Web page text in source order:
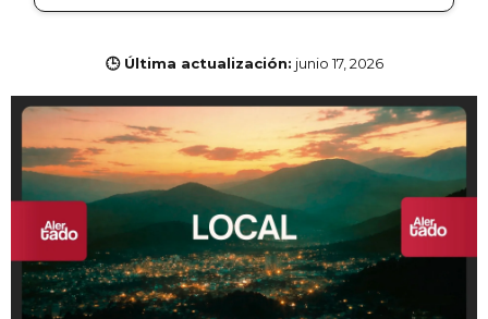
🕒 Última actualización: junio 17, 2026